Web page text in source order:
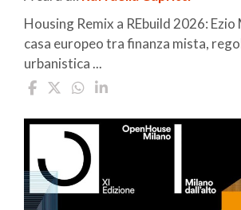
Housing Remix a REbuild 2026: Ezio
casa europeo tra finanza mista,
urbanistica ...